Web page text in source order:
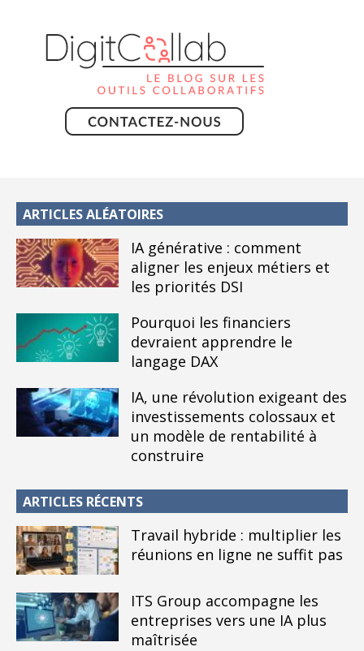
ARTICLES ALÉATOIRES
IA générative : comment
aligner les enjeux métiers et
les priorités DSI
Pourquoi les financiers
devraient apprendre le
langage DAX
IA, une révolution exigeant des
investissements colossaux et
un modèle de rentabilité à
construire
ARTICLES RÉCENTS
Travail hybride : multiplier les
réunions en ligne ne suffit pas
ITS Group accompagne les
entreprises vers une IA plus
maîtrisée